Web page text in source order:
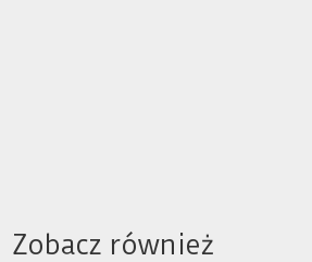
Zobacz również